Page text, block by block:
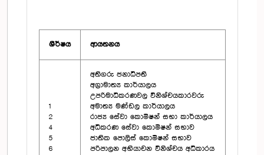
ශීර්ෂය ආයතනය
1
2
4
5
6
අතිගරු ජනාධිපති
අග්‍රාමාත්‍ය කාර්යාලය
උපරිමාධිකරණවල විනිශ්චයකාරවරු
අමාත්‍ය මණ්ඩල කාර්යාලය
රාජ්‍ය සේවා කොමිෂන් සභා කාර්යාලය
අධිකරණ සේවා කොමිෂන් සභාව
ජාතික පොලිස් කොමිෂන් සභාව
පරිපාලන අභියාචන විනිශ්චය අධිකාරය‍